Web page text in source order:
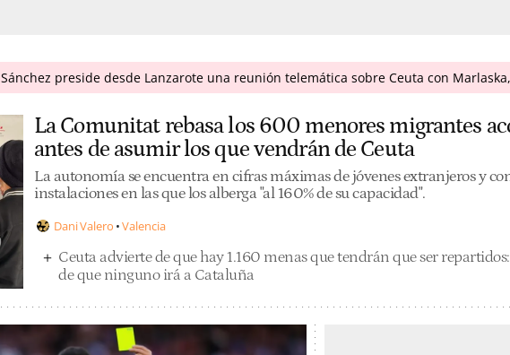
Sánchez preside desde Lanzarote una reunión telemática sobre Ceuta con
La Comunitat rebasa los 600 menores migrantes
antes de asumir los que vendrán de Ceuta
La autonomía se encuentra en cifras máximas de jóvenes extranjeros y
instalaciones en las que los alberga "al 160% de su capacidad".
Dani Valero Valencia
Ceuta advierte de que hay 1.160 menas que tendrán que ser
de que ninguno irá a Cataluña